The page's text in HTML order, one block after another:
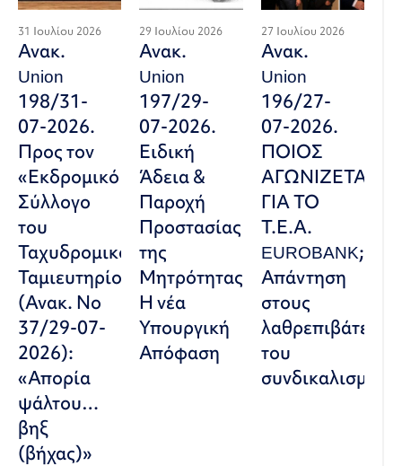
31 Ιουλίου 2026
Ανακ.
Union
198/31-
07-2026.
Προς τον
«Εκδρομικό
Σύλλογο
του
Ταχυδρομικού
Ταμιευτηρίου»
(Ανακ. Νο
37/29-07-
2026):
«Απορία
ψάλτου…
βηξ
(βήχας)»
29 Ιουλίου 2026
Ανακ.
Union
197/29-
07-2026.
Ειδική
Άδεια &
Παροχή
Προστασίας
της
Μητρότητας:
Η νέα
Υπουργική
Απόφαση
27 Ιουλίου 2026
Ανακ.
Union
196/27-
07-2026.
ΠΟΙΟΣ
ΑΓΩΝΙΖΕΤΑΙ
ΓΙΑ ΤΟ
Τ.Ε.Α.
EUROBANK;
Απάντηση
στους
λαθρεπιβάτες
του
συνδικαλισμού